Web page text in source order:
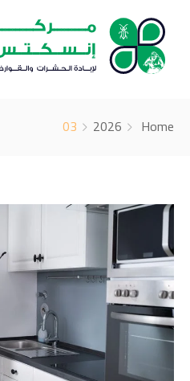
إبادة الفئران
إبادة الصراصير
إبادة الثعابين
إبادة الذباب
مقالات افضل خبراء اباده الحشرات
اتصل بنا
عن الشركة
Home
2026
03